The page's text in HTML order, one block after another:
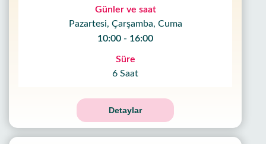
Günler ve saat
Pazartesi, Çarşamba, Cuma
10:00 - 16:00
Süre
6 Saat
Detaylar